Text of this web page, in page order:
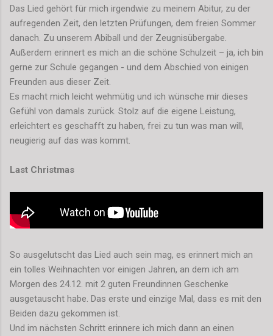
Das Lied gehört für mich irgendwie zu meinem Abitur, zu der
aufregenden Zeit, den letzten Prüfungen, dem freien Sommer
danach. Zu unserem Abiball und der Zeugnisübergabe.
Außerdem erinnert es mich an die schöne Schulzeit – ja, ich bin
gerne zur Schule gegangen - und dem Abschied von einigen
Freunden aus dieser Zeit.
Es macht mich leicht wehmütig und ich wünsche mir dieses
Gefühl von damals zurück. Stolz auf die eigene Leistung,
erleichtert es geschafft zu haben, frei zu tun was man will,
neugierig auf das was kommt.
Last Christmas
So ausgelutscht das Lied auch sein mag, es erinnert mich an
ein tolles Weihnachten vor einigen Jahren, an dem ich am
Morgen des 24.12. mit 2 guten Freundinnen Geschenke
ausgetauscht habe. Das erste und einzige Mal, dass es mit den
Beiden dazu gekommen ist.
Und im nächsten Schritt erinnere ich mich dann an einen